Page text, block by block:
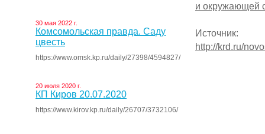
30 мая 2022 г.
Комсомольская правда. Саду
цвесть
https://www.omsk.kp.ru/daily/27398/4594827/
20 июля 2020 г.
КП Киров 20.07.2020
https://www.kirov.kp.ru/daily/26707/3732106/
и окружающей
Источник:
http://krd.ru/